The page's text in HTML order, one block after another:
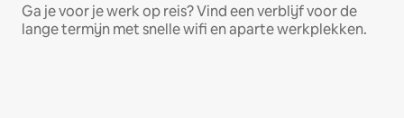
Ga je voor je werk op reis? Vind een verblijf voor de
lange termijn met snelle wifi en aparte werkplekken.